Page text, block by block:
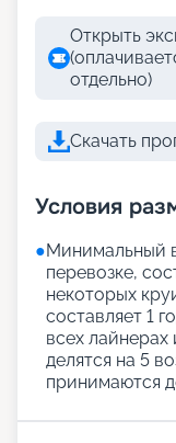
Открыть
отдельно)
Скачать
Условия
●Минимальный
перевозке,
некоторых
составляет 1
всех
делятся на 5
принимаются